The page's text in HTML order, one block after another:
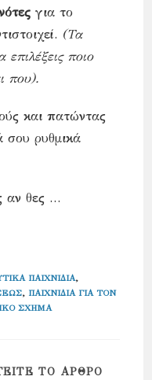
για το
(Τα
ποιο
που).
και πατώντας
σου ρυθμικά
αν θες …
ΠΑΙΧΝΊΔΙΑ,
, ΠΑΙΧΝΊΔΙΑ ΓΙΑ ΤΟΝ
ΣΧΉΜΑ
ΤΟ ΆΡΘΡΟ